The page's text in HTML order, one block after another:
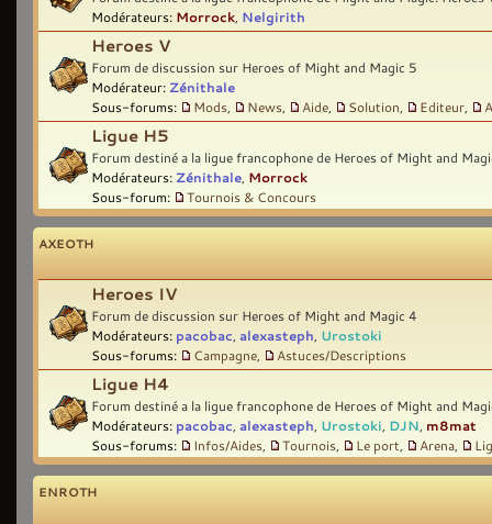
Modérateurs: Morrock Nelgirith
Heroes V
Forum de discussion sur Heroes of Might and Magic 5
Modérateur: Zénithale
Sous-forums:
Mods News Aide Solution Editeur
Ligue H5
Forum destiné a la ligue francophone de Heroes of Might and
Modérateurs: Zénithale Morrock
Sous-forum:
Tournois & Concours
AXEOTH
Heroes IV
Forum de discussion sur Heroes of Might and Magic 4
Modérateurs: pacobac alexasteph Urostoki
Sous-forums:
Campagne Astuces/Descriptions
Ligue H4
Forum destiné a la ligue francophone de Heroes of Might and
Modérateurs: pacobac alexasteph Urostoki DJN m8mat
Sous-forums:
Infos/Aides Tournois Le port Arena
ENROTH